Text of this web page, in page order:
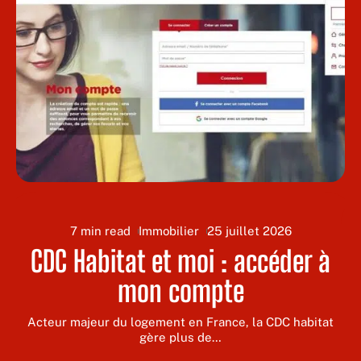
7 min read Immobilier 25 juillet 2026
CDC Habitat et moi : accéder à
mon compte
Acteur majeur du logement en France, la CDC habitat
gère plus de…